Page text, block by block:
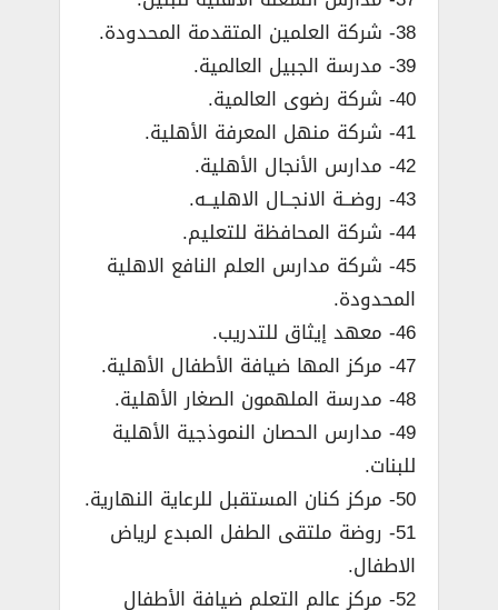
38- شركة العلمين المتقدمة المحدودة.
39- مدرسة الجبيل العالمية.
40- شركة رضوى العالمية.
41- شركة منهل المعرفة الأهلية.
42- مدارس الأنجال الأهلية.
43- روضــة الانجــال الاهليــه.
44- شركة المحافظة للتعليم.
45- شركة مدارس العلم النافع الاهلية
المحدودة.
46- معهد إيثاق للتدريب.
47- مركز المها ضيافة الأطفال الأهلية.
48- مدرسة الملهمون الصغار الأهلية.
49- مدارس الحصان النموذجية الأهلية
للبنات.
50- مركز كنان المستقبل للرعاية النهارية.
51- روضة ملتقى الطفل المبدع لرياض
الاطفال.
52- مركز عالم التعلم ضيافة الأطفال